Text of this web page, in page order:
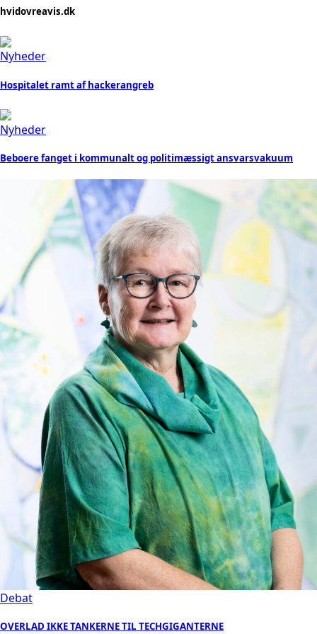
hvidovreavis.dk
Nyheder
Hospitalet ramt af hackerangreb
Nyheder
Beboere fanget i kommunalt og politimæssigt ansvarsvakuum
Debat
OVERLAD IKKE TANKERNE TIL TECHGIGANTERNE